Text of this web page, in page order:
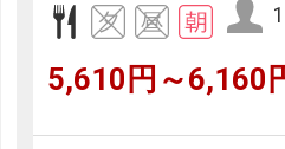
5,610円～6,160